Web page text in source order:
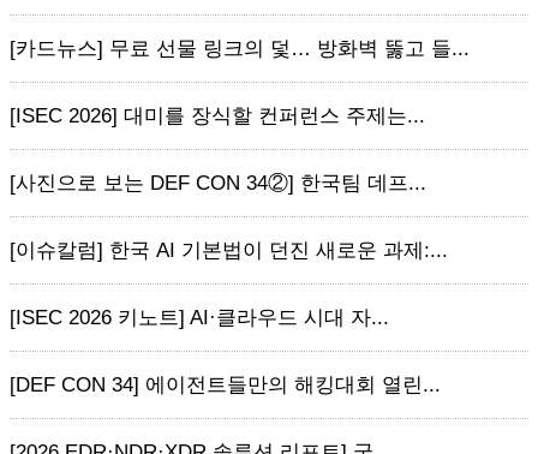
[카드뉴스] 무료 선물 링크의 덫… 방화벽 뚫고 들...
[ISEC 2026] 대미를 장식할 컨퍼런스 주제는...
[사진으로 보는 DEF CON 34②] 한국팀 데프...
[이슈칼럼] 한국 AI 기본법이 던진 새로운 과제:...
[ISEC 2026 키노트] AI·클라우드 시대 자...
[DEF CON 34] 에이전트들만의 해킹대회 열린...